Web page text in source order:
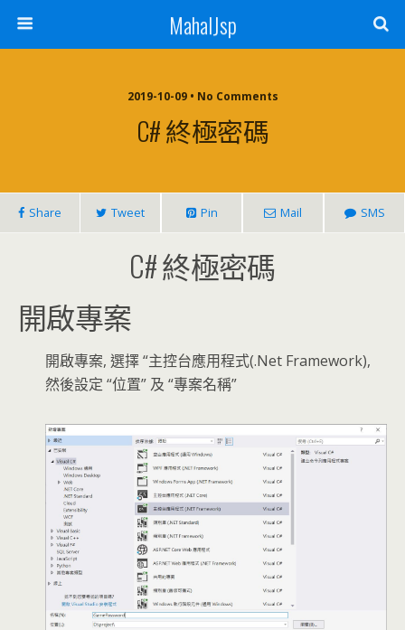
MahalJsp
2019-10-09 • No Comments
C# 終極密碼
Share Tweet Pin Mail SMS
C# 終極密碼
開啟專案
開啟專案, 選擇 “主控台應用程式(.Net Framework),
然後設定 “位置” 及 “專案名稱”